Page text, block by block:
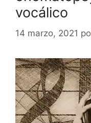
vocálico
14 marzo, 2021